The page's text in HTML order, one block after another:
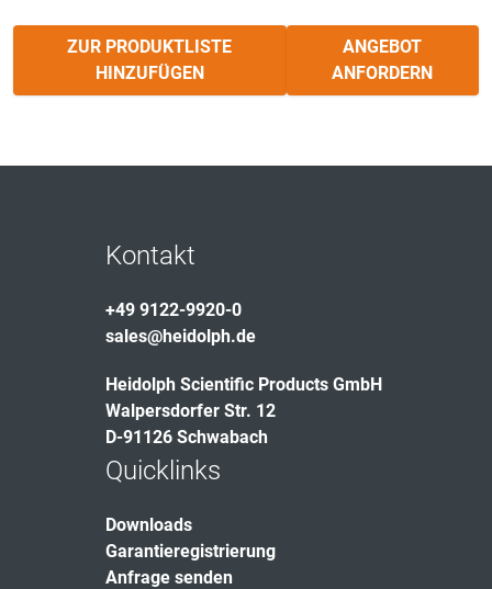
ZUR PRODUKTLISTE
HINZUFÜGEN
ANGEBOT
ANFORDERN
Kontakt
+49 9122-9920-0
sales@heidolph.de
Heidolph Scientific Products GmbH
Walpersdorfer Str. 12
D-91126 Schwabach
Quicklinks
Downloads
Garantieregistrierung
Anfrage senden